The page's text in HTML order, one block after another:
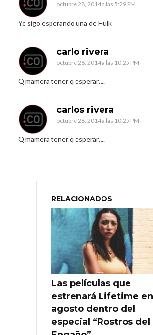
octubre 28, 2014 a las 5:29 PM
Yo sigo esperando una de Hulk
carlo rivera
octubre 28, 2014 a las 10:25 PM
Q mamera tener q esperar….
carlos rivera
octubre 28, 2014 a las 10:25 PM
Q mamera tener q esperar….
RELACIONADOS
Las películas que
estrenará Lifetime en
agosto dentro del
especial “Rostros del